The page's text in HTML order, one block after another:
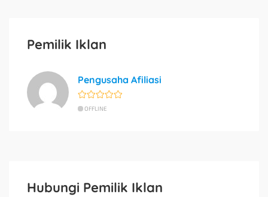
Pemilik Iklan
Pengusaha Afiliasi
OFFLINE
Hubungi Pemilik Iklan